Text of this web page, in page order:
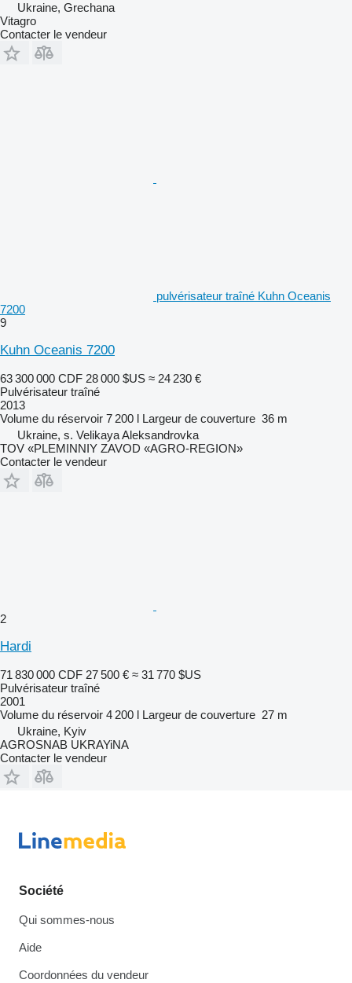
Ukraine, Grechana
Vitagro
Contacter le vendeur
pulvérisateur traîné Kuhn Oceanis
7200
9
Kuhn Oceanis 7200
63 300 000 CDF 28 000 $US ≈ 24 230 €
Pulvérisateur traîné
2013
Volume du réservoir 7 200 l Largeur de couverture 36 m
Ukraine, s. Velikaya Aleksandrovka
TOV «PLEMINNIY ZAVOD «AGRO-REGION»
Contacter le vendeur
2
Hardi
71 830 000 CDF 27 500 € ≈ 31 770 $US
Pulvérisateur traîné
2001
Volume du réservoir 4 200 l Largeur de couverture 27 m
Ukraine, Kyiv
AGROSNAB UKRAYiNA
Contacter le vendeur
Société
Qui sommes-nous
Aide
Coordonnées du vendeur